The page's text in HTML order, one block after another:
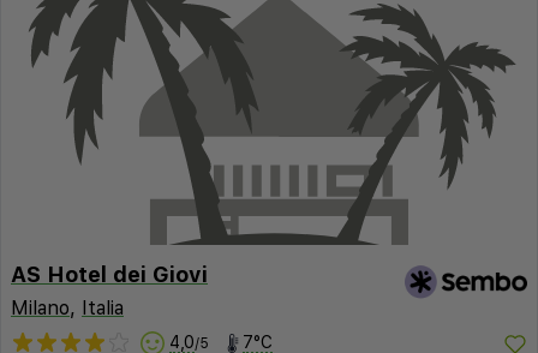
AS Hotel dei Giovi
Milano, Italia
4,0/5 7°C